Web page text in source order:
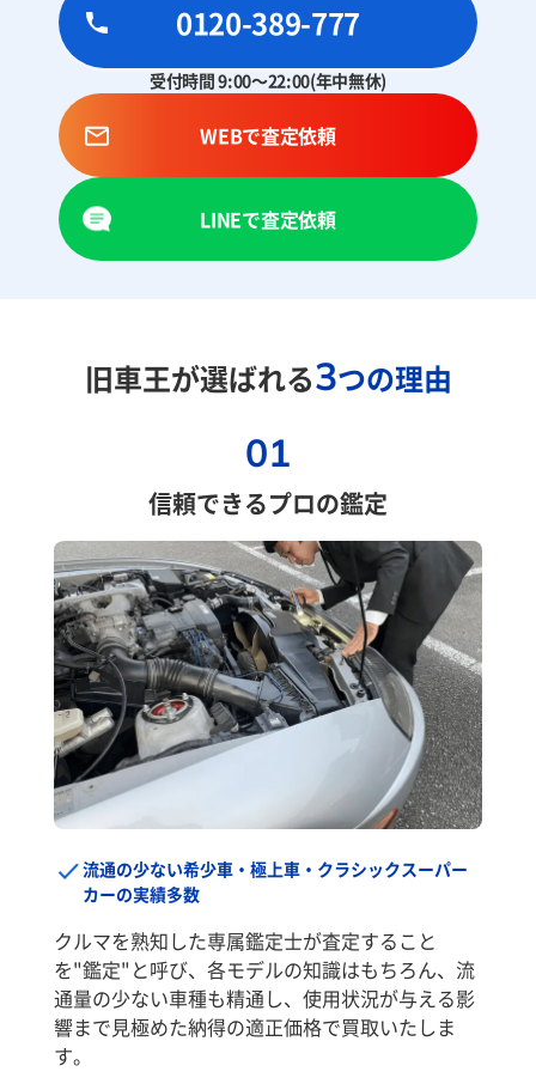
0120-389-777
受付時間 9:00～22:00(年中無休)
WEBで査定依頼
LINEで査定依頼
旧車王が選ばれる3つの理由
01
信頼できるプロの鑑定
流通の少ない希少車・極上車・クラシックスーパー
カーの実績多数
クルマを熟知した専属鑑定士が査定すること
を"鑑定"と呼び、各モデルの知識はもちろん、流
通量の少ない車種も精通し、使用状況が与える影
響まで見極めた納得の適正価格で買取いたしま
す。